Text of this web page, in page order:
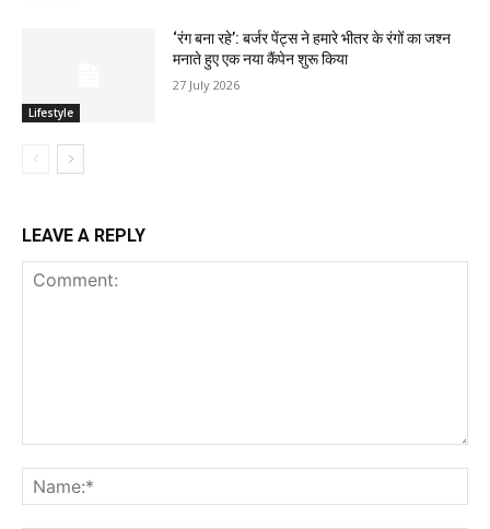
Lifestyle
‘रंग बना रहे’: बर्जर पेंट्स ने हमारे भीतर के रंगों का जश्न
मनाते हुए एक नया कैंपेन शुरू किया
27 July 2026
LEAVE A REPLY